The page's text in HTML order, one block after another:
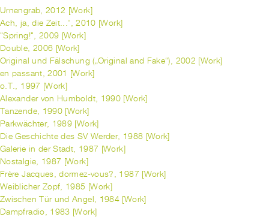
Urnengrab, 2012 [Work]
Ach, ja, die Zeit...', 2010 [Work]
"Spring!", 2009 [Work]
Double, 2006 [Work]
Original und Fälschung („Original and Fake“), 2002 [Work]
en passant, 2001 [Work]
o.T., 1997 [Work]
Alexander von Humboldt, 1990 [Work]
Tanzende, 1990 [Work]
Parkwächter, 1989 [Work]
Die Geschichte des SV Werder, 1988 [Work]
Galerie in der Stadt, 1987 [Work]
Nostalgie, 1987 [Work]
Frère Jacques, dormez-vous?, 1987 [Work]
Weiblicher Zopf, 1985 [Work]
Zwischen Tür und Angel, 1984 [Work]
Dampfradio, 1983 [Work]